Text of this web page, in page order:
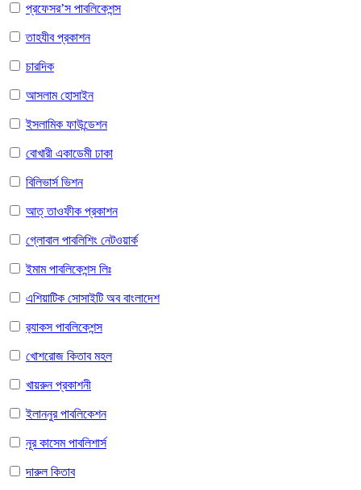
প্রফেসর’স পাবলিকেশন্স
তাহযীব প্রকাশন
চারদিক
আসলাম হোসাইন
ইসলামিক ফাউন্ডেশন
বোখারী একাডেমী ঢাকা
বিলিভার্স ভিশন
আত্ তাওফীক প্রকাশন
গ্লোবাল পাবলিশিং নেটওয়ার্ক
ইমাম পাবলিকেশন্স লিঃ
এশিয়াটিক সোসাইটি অব বাংলাদেশ
র‌্যাকস পাবলিকেশন্স
খোশরোজ কিতাব মহল
খায়রুন প্রকাশনী
ইলাননুর পাবলিকেশন
নূর কাসেম পাবলিশার্স
দারুল কিতাব